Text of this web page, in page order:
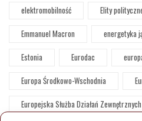
elektromobilność
Elity
Emmanuel Macron
energetyka
Estonia
Eurodac
Europa Środkowo-Wschodnia
Europejska Służba Działań Zewnętrznych